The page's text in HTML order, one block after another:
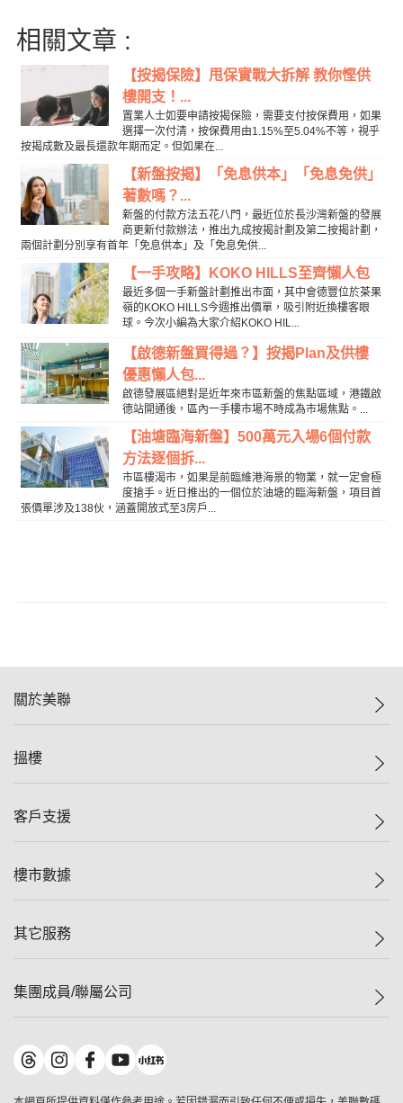
相關文章 :
【按揭保險】甩保實戰大拆解 教你慳供
樓開支！...
置業人士如要申請按揭保險，需要支付按保費用，如果
選擇一次付清，按保費用由1.15%至5.04%不等，視乎
按揭成數及最長還款年期而定。但如果在...
【新盤按揭】「免息供本」「免息免供」
著數嗎？...
新盤的付款方法五花八門，最近位於長沙灣新盤的發展
商更新付款辦法，推出九成按揭計劃及第二按揭計劃，
兩個計劃分別享有首年「免息供本」及「免息免供...
【一手攻略】KOKO HILLS至齊懶人包
最近多個一手新盤計劃推出市面，其中會德豐位於茶果
嶺的KOKO HILLS今週推出價單，吸引附近換樓客眼
球。今次小編為大家介紹KOKO HIL...
【啟德新盤買得過？】按揭Plan及供樓
優惠懶人包...
啟德發展區絕對是近年來市區新盤的焦點區域，港鐵啟
德站開通後，區內一手樓市場不時成為市場焦點。...
【油塘臨海新盤】500萬元入場6個付款
方法逐個拆...
市區樓渴市，如果是前臨維港海景的物業，就一定會極
度搶手。近日推出的一個位於油塘的臨海新盤，項目首
張價單涉及138伙，涵蓋開放式至3房戶...
關於美聯
美聯集團
人才招募
搵樓
一手新盤
減價
美聯豪宅
獨家樓盤
租盤
客戶支援
自助放盤
查詢熱線
按揭計算機
負擔能力計算機
轉按計算機
繳款方式
樓市數據
樓價指數
歷史成交
屋苑成交排行榜
地區百科
其它服務
屋苑專頁
美聯精英會
集團成員/聯屬公司
美聯物業
鋑聯控股*
美聯工商舖*